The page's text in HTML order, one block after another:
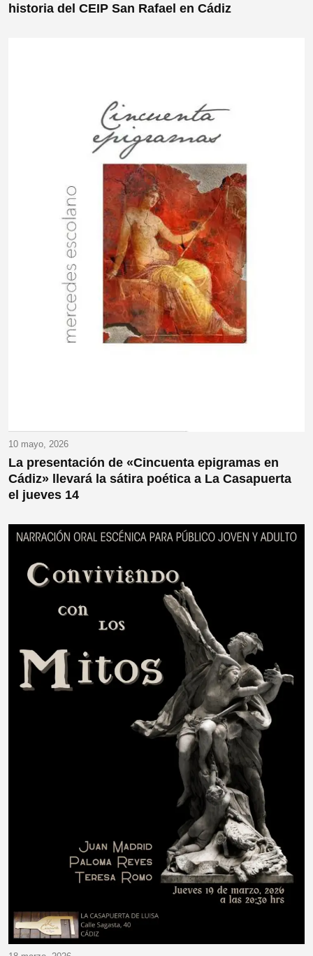
historia del CEIP San Rafael en Cádiz
10 mayo, 2026
La presentación de «Cincuenta epigramas en
Cádiz» llevará la sátira poética a La Casapuerta
el jueves 14